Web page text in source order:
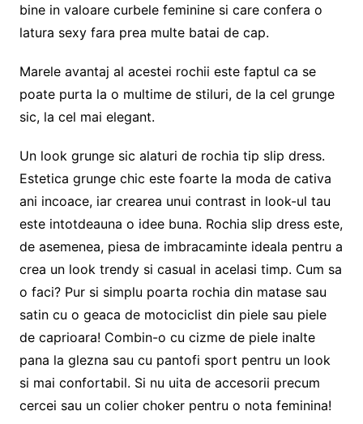
bine in valoare curbele feminine si care confera o
latura sexy fara prea multe batai de cap.
Marele avantaj al acestei rochii este faptul ca se
poate purta la o multime de stiluri, de la cel grunge
sic, la cel mai elegant.
Un look grunge sic alaturi de rochia tip slip dress.
Estetica grunge chic este foarte la moda de cativa
ani incoace, iar crearea unui contrast in look-ul tau
este intotdeauna o idee buna. Rochia slip dress este,
de asemenea, piesa de imbracaminte ideala pentru a
crea un look trendy si casual in acelasi timp. Cum sa
o faci? Pur si simplu poarta rochia din matase sau
satin cu o geaca de motociclist din piele sau piele
de caprioara! Combin-o cu cizme de piele inalte
pana la glezna sau cu pantofi sport pentru un look
si mai confortabil. Si nu uita de accesorii precum
cercei sau un colier choker pentru o nota feminina!